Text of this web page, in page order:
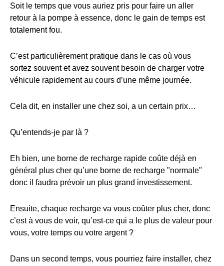
Soit le temps que vous auriez pris pour faire un aller
retour à la pompe à essence, donc le gain de temps est
totalement fou.
C’est particulièrement pratique dans le cas où vous
sortez souvent et avez souvent besoin de charger votre
véhicule rapidement au cours d’une même journée.
Cela dit, en installer une chez soi, a un certain prix…
Qu’entends-je par là ?
Eh bien, une borne de recharge rapide coûte déjà en
général plus cher qu’une borne de recharge "normale"
donc il faudra prévoir un plus grand investissement.
Ensuite, chaque recharge va vous coûter plus cher, donc
c’est à vous de voir, qu’est-ce qui a le plus de valeur pour
vous, votre temps ou votre argent ?
Dans un second temps, vous pourriez faire installer, chez